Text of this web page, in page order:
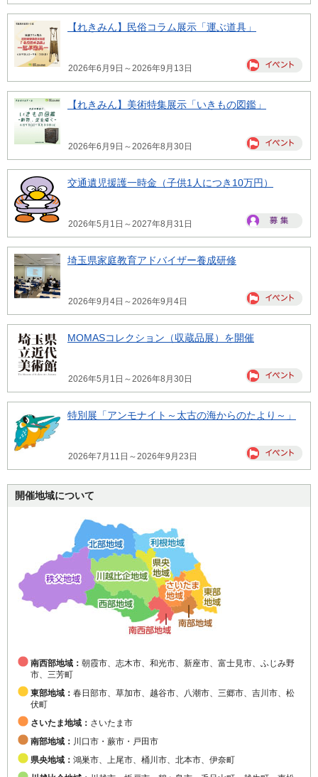
【れきみん】民俗コラム展示「運ぶ道具」
2026年6月9日～2026年9月13日
【れきみん】美術特集展示「いきもの図鑑」
2026年6月9日～2026年8月30日
交通遺児援護一時金（子供1人につき10万円）
2026年5月1日～2027年8月31日
埼玉県家庭教育アドバイザー養成研修
2026年9月4日～2026年9月4日
MOMASコレクション（収蔵品展）を開催
2026年5月1日～2026年8月30日
特別展「アンモナイト～太古の海からのたより～」
2026年7月11日～2026年9月23日
開催地域について
南西部地域： 朝霞市、志木市、和光市、新座市、富士見市、ふじみ野
市、三芳町
東部地域： 春日部市、草加市、越谷市、八潮市、三郷市、吉川市、松
伏町
さいたま地域： さいたま市
南部地域： 川口市・蕨市・戸田市
県央地域： 鴻巣市、上尾市、桶川市、北本市、伊奈町